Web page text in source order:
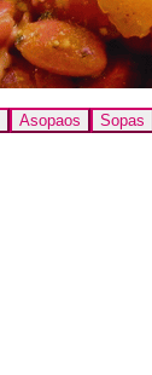
Asopaos Sopas